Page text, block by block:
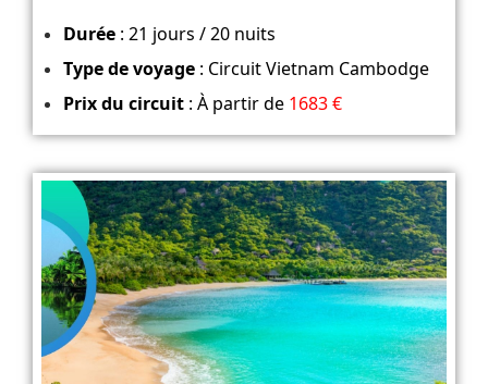
Durée: 21 jours / 20 nuits
Type de voyage: Circuit Vietnam Cambodge
Prix du circuit: À partir de1683 €